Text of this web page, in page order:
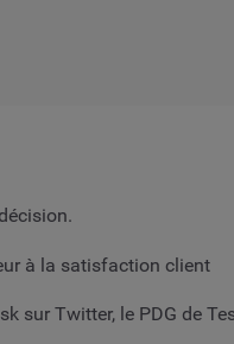
à la satisfaction client
sur Twitter, le PDG de